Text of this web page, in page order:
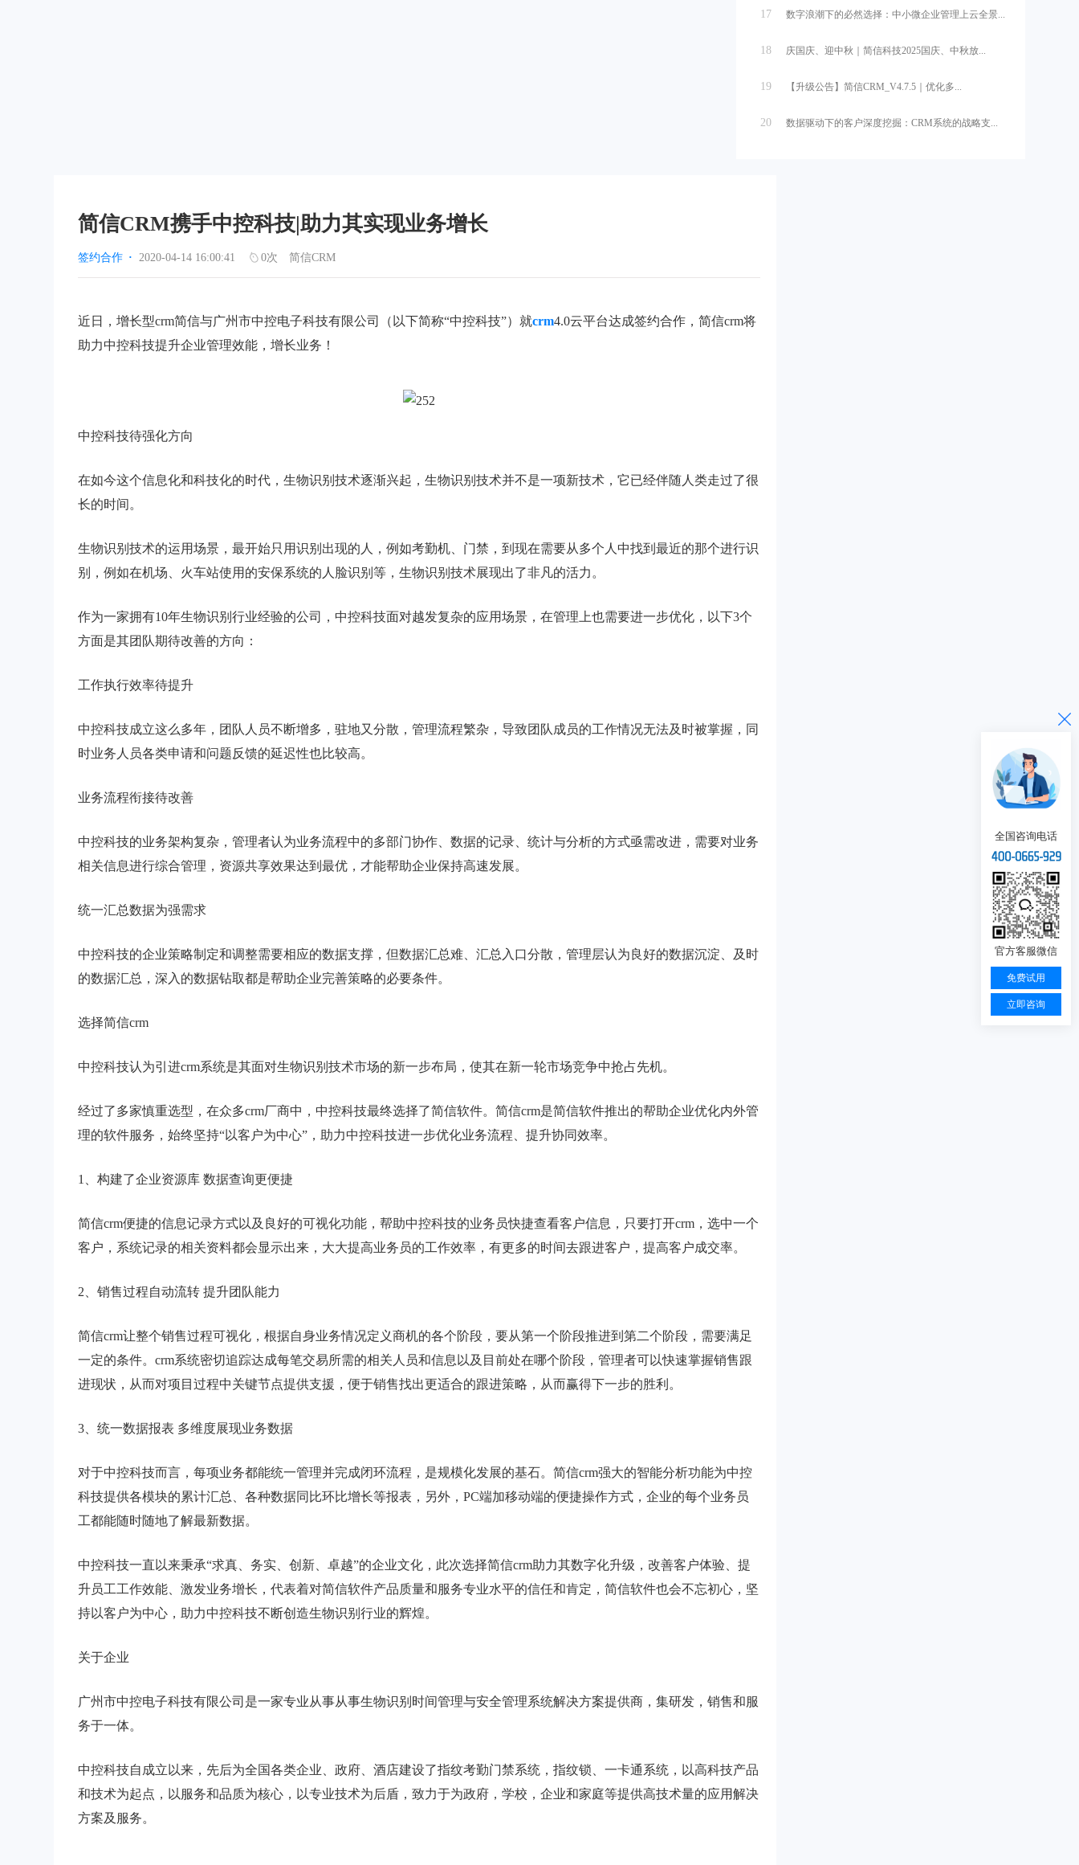
17 数字浪潮下的必然选择：中小微企业管理上云全景...
18 庆国庆、迎中秋｜简信科技2025国庆、中秋放...
19 【升级公告】简信CRM_V4.7.5｜优化多...
20 数据驱动下的客户深度挖掘：CRM系统的战略支...
简信CRM携手中控科技|助力其实现业务增长
签约合作 · 2020-04-14 16:00:41 0次 简信CRM
近日，增长型crm简信与广州市中控电子科技有限公司（以下简称“中控科技”）就crm4.0云平台达成签约合作，简信crm将
助力中控科技提升企业管理效能，增长业务！
中控科技待强化方向
在如今这个信息化和科技化的时代，生物识别技术逐渐兴起，生物识别技术并不是一项新技术，它已经伴随人类走过了很
长的时间。
生物识别技术的运用场景，最开始只用识别出现的人，例如考勤机、门禁，到现在需要从多个人中找到最近的那个进行识
别，例如在机场、火车站使用的安保系统的人脸识别等，生物识别技术展现出了非凡的活力。
作为一家拥有10年生物识别行业经验的公司，中控科技面对越发复杂的应用场景，在管理上也需要进一步优化，以下3个
方面是其团队期待改善的方向：
工作执行效率待提升
中控科技成立这么多年，团队人员不断增多，驻地又分散，管理流程繁杂，导致团队成员的工作情况无法及时被掌握，同
时业务人员各类申请和问题反馈的延迟性也比较高。
业务流程衔接待改善
中控科技的业务架构复杂，管理者认为业务流程中的多部门协作、数据的记录、统计与分析的方式亟需改进，需要对业务
相关信息进行综合管理，资源共享效果达到最优，才能帮助企业保持高速发展。
统一汇总数据为强需求
中控科技的企业策略制定和调整需要相应的数据支撑，但数据汇总难、汇总入口分散，管理层认为良好的数据沉淀、及时
的数据汇总，深入的数据钻取都是帮助企业完善策略的必要条件。
选择简信crm
中控科技认为引进crm系统是其面对生物识别技术市场的新一步布局，使其在新一轮市场竞争中抢占先机。
经过了多家慎重选型，在众多crm厂商中，中控科技最终选择了简信软件。简信crm是简信软件推出的帮助企业优化内外管
理的软件服务，始终坚持“以客户为中心”，助力中控科技进一步优化业务流程、提升协同效率。
1、构建了企业资源库 数据查询更便捷
简信crm便捷的信息记录方式以及良好的可视化功能，帮助中控科技的业务员快捷查看客户信息，只要打开crm，选中一个
客户，系统记录的相关资料都会显示出来，大大提高业务员的工作效率，有更多的时间去跟进客户，提高客户成交率。
2、销售过程自动流转 提升团队能力
简信crm让整个销售过程可视化，根据自身业务情况定义商机的各个阶段，要从第一个阶段推进到第二个阶段，需要满足
一定的条件。crm系统密切追踪达成每笔交易所需的相关人员和信息以及目前处在哪个阶段，管理者可以快速掌握销售跟
进现状，从而对项目过程中关键节点提供支援，便于销售找出更适合的跟进策略，从而赢得下一步的胜利。
3、统一数据报表 多维度展现业务数据
对于中控科技而言，每项业务都能统一管理并完成闭环流程，是规模化发展的基石。简信crm强大的智能分析功能为中控
科技提供各模块的累计汇总、各种数据同比环比增长等报表，另外，PC端加移动端的便捷操作方式，企业的每个业务员
工都能随时随地了解最新数据。
中控科技一直以来秉承“求真、务实、创新、卓越”的企业文化，此次选择简信crm助力其数字化升级，改善客户体验、提
升员工工作效能、激发业务增长，代表着对简信软件产品质量和服务专业水平的信任和肯定，简信软件也会不忘初心，坚
持以客户为中心，助力中控科技不断创造生物识别行业的辉煌。
关于企业
广州市中控电子科技有限公司是一家专业从事从事生物识别时间管理与安全管理系统解决方案提供商，集研发，销售和服
务于一体。
中控科技自成立以来，先后为全国各类企业、政府、酒店建设了指纹考勤门禁系统，指纹锁、一卡通系统，以高科技产品
和技术为起点，以服务和品质为核心，以专业技术为后盾，致力于为政府，学校，企业和家庭等提供高技术量的应用解决
方案及服务。
全国咨询电话
官方客服微信
免费试用
立即咨询